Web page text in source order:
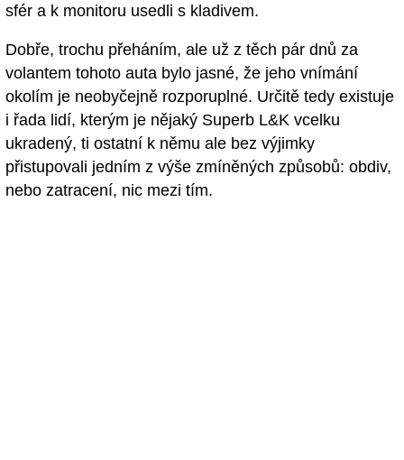
sfér a k monitoru usedli s kladivem.
Dobře, trochu přeháním, ale už z těch pár dnů za
volantem tohoto auta bylo jasné, že jeho vnímání
okolím je neobyčejně rozporuplné. Určitě tedy existuje
i řada lidí, kterým je nějaký Superb L&K vcelku
ukradený, ti ostatní k němu ale bez výjimky
přistupovali jedním z výše zmíněných způsobů: obdiv,
nebo zatracení, nic mezi tím.